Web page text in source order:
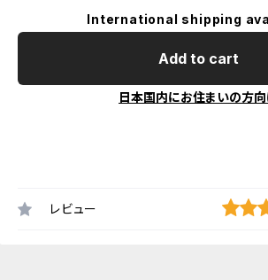
International shipping
Add to cart
日本国内にお住まいの方
レビュー